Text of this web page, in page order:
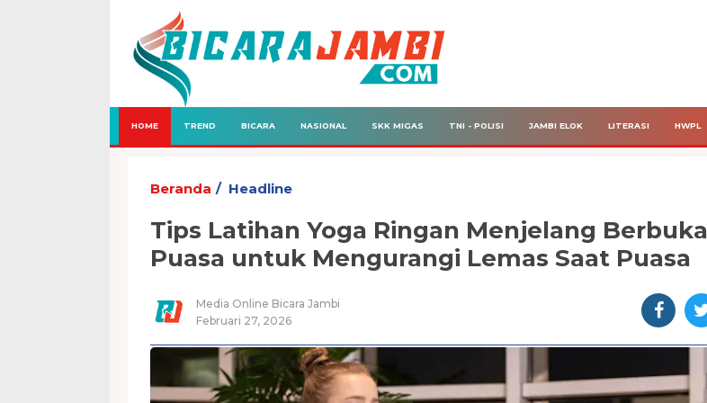
HOME TREND BICARA NASIONAL SKK MIGAS TNI - POLISI JAMBI ELOK LITERASI HWPL
Beranda Headline
Tips Latihan Yoga Ringan Menjelang Berbuka
Puasa untuk Mengurangi Lemas Saat Puasa
Media Online Bicara Jambi
Februari 27, 2026